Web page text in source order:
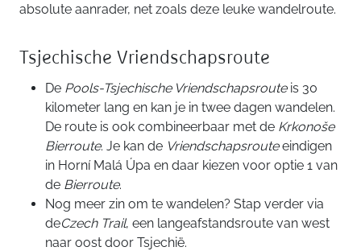
absolute aanrader, net zoals deze leuke wandelroute.
Tsjechische Vriendschapsroute
De Pools-Tsjechische Vriendschapsrouteis 30
kilometer lang en kan je in twee dagen wandelen.
De route is ook combineerbaar met de Krkonoše
Bierroute. Je kan de Vriendschapsrouteeindigen
in Horní Malá Úpa en daar kiezen voor optie 1 van
de Bierroute.
Nog meer zin om te wandelen? Stap verder via
deCzech Trail, een langeafstandsroute van west
naar oost door Tsjechië.